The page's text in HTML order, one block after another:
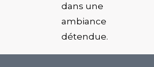
dans une
ambiance
détendue.